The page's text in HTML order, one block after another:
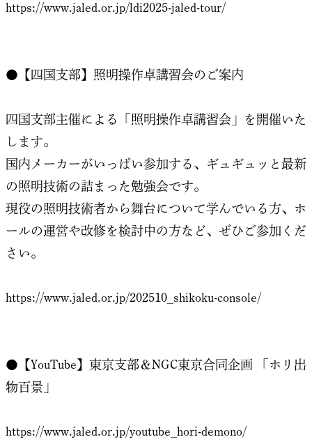
https://www.jaled.or.jp/ldi2025-jaled-tour/
●【四国支部】照明操作卓講習会のご案内
四国支部主催による「照明操作卓講習会」を開催いた
します。
国内メーカーがいっぱい参加する、ギュギュッと最新
の照明技術の詰まった勉強会です。
現役の照明技術者から舞台について学んでいる方、ホ
ールの運営や改修を検討中の方など、ぜひご参加くだ
さい。
https://www.jaled.or.jp/202510_shikoku-console/
●【YouTube】東京支部＆NGC東京合同企画 「ホリ出
物百景」
https://www.jaled.or.jp/youtube_hori-demono/